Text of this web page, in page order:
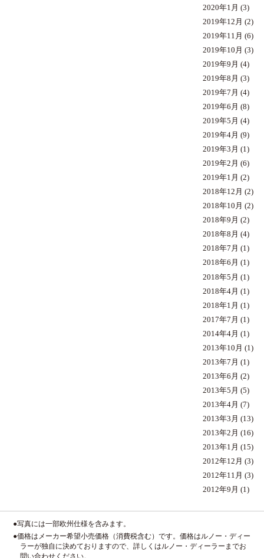
2020年1月 (3)
2019年12月 (2)
2019年11月 (6)
2019年10月 (3)
2019年9月 (4)
2019年8月 (3)
2019年7月 (4)
2019年6月 (8)
2019年5月 (4)
2019年4月 (9)
2019年3月 (1)
2019年2月 (6)
2019年1月 (2)
2018年12月 (2)
2018年10月 (2)
2018年9月 (2)
2018年8月 (4)
2018年7月 (1)
2018年6月 (1)
2018年5月 (1)
2018年4月 (1)
2018年1月 (1)
2017年7月 (1)
2014年4月 (1)
2013年10月 (1)
2013年7月 (1)
2013年6月 (2)
2013年5月 (5)
2013年4月 (7)
2013年3月 (13)
2013年2月 (16)
2013年1月 (15)
2012年12月 (3)
2012年11月 (3)
2012年9月 (1)
●写真には一部欧州仕様を含みます。
●価格はメーカー希望小売価格（消費税含む）です。価格はルノー・ディー
ラーが独自に決めておりますので、詳しくはルノー・ディーラーまでお
問い合わせください。